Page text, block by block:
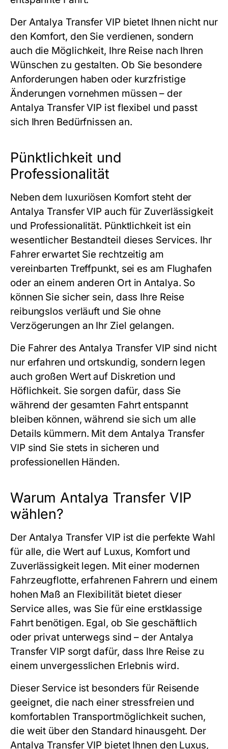
Der Antalya Transfer VIP bietet Ihnen nicht nur
den Komfort, den Sie verdienen, sondern
auch die Möglichkeit, Ihre Reise nach Ihren
Wünschen zu gestalten. Ob Sie besondere
Anforderungen haben oder kurzfristige
Änderungen vornehmen müssen – der
Antalya Transfer VIP ist flexibel und passt
sich Ihren Bedürfnissen an.
Pünktlichkeit und
Professionalität
Neben dem luxuriösen Komfort steht der
Antalya Transfer VIP auch für Zuverlässigkeit
und Professionalität. Pünktlichkeit ist ein
wesentlicher Bestandteil dieses Services. Ihr
Fahrer erwartet Sie rechtzeitig am
vereinbarten Treffpunkt, sei es am Flughafen
oder an einem anderen Ort in Antalya. So
können Sie sicher sein, dass Ihre Reise
reibungslos verläuft und Sie ohne
Verzögerungen an Ihr Ziel gelangen.
Die Fahrer des Antalya Transfer VIP sind nicht
nur erfahren und ortskundig, sondern legen
auch großen Wert auf Diskretion und
Höflichkeit. Sie sorgen dafür, dass Sie
während der gesamten Fahrt entspannt
bleiben können, während sie sich um alle
Details kümmern. Mit dem Antalya Transfer
VIP sind Sie stets in sicheren und
professionellen Händen.
Warum Antalya Transfer VIP
wählen?
Der Antalya Transfer VIP ist die perfekte Wahl
für alle, die Wert auf Luxus, Komfort und
Zuverlässigkeit legen. Mit einer modernen
Fahrzeugflotte, erfahrenen Fahrern und einem
hohen Maß an Flexibilität bietet dieser
Service alles, was Sie für eine erstklassige
Fahrt benötigen. Egal, ob Sie geschäftlich
oder privat unterwegs sind – der Antalya
Transfer VIP sorgt dafür, dass Ihre Reise zu
einem unvergesslichen Erlebnis wird.
Dieser Service ist besonders für Reisende
geeignet, die nach einer stressfreien und
komfortablen Transportmöglichkeit suchen,
die weit über den Standard hinausgeht. Der
Antalya Transfer VIP bietet Ihnen den Luxus,